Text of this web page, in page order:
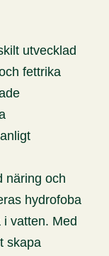
utvecklad
fettrika
näring och
hydrofoba
vatten. Med
skapa